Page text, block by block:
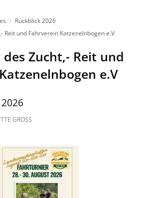
Rückblick 2026
Reit und Fahrverein Katzenelnbogen e.V
Zucht,- Reit und
e.V
GROSS